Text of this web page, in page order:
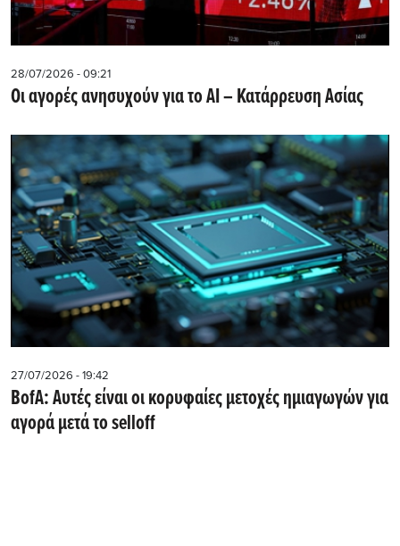
28/07/2026 - 09:21
Οι αγορές ανησυχούν για το AI – Κατάρρευση Ασίας
27/07/2026 - 19:42
BofA: Αυτές είναι οι κορυφαίες μετοχές ημιαγωγών για
αγορά μετά το selloff